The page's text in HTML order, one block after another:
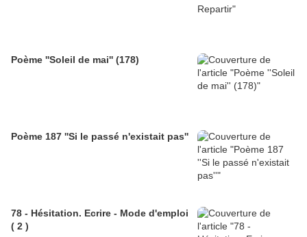
Poème ''Soleil de mai'' (178)
Poème 187 ''Si le passé n'existait pas''
78 - Hésitation. Ecrire - Mode d'emploi
( 2 )